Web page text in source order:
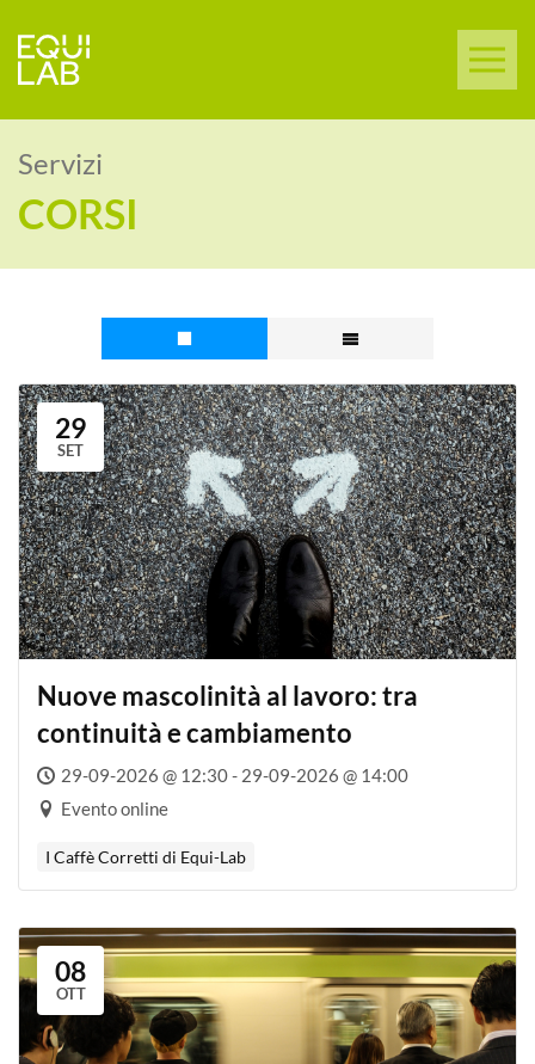
Servizi
CORSI
29
SET
Nuove mascolinità al lavoro: tra
continuità e cambiamento
29-09-2026 @ 12:30 - 29-09-2026 @ 14:00
Evento online
I Caffè Corretti di Equi-Lab
08
OTT